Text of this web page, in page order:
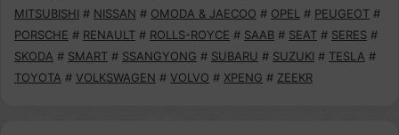
MITSUBISHI # NISSAN # OMODA & JAECOO # OPEL # PEUGEOT #
PORSCHE # RENAULT # ROLLS-ROYCE # SAAB # SEAT # SERES #
SKODA # SMART # SSANGYONG # SUBARU # SUZUKI # TESLA #
TOYOTA # VOLKSWAGEN # VOLVO # XPENG # ZEEKR